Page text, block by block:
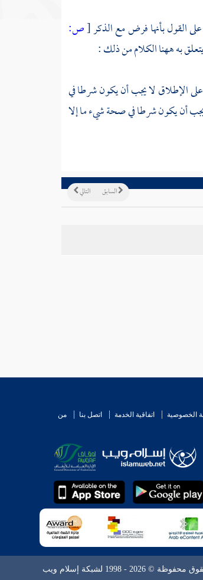
القول بأنها فرض مع الذكر[ص:
به ههنا الكلام من ذلك :
الإطلاق لا يجب أن يكون شرطا في
يجب أن يكون شرطا في صحة شيء ما إلا
التالي السابق
الخصوصية اتفاقية الخدمة اتصل بنا
من
© 2026 - 1998 لشبكة إسلام ويب